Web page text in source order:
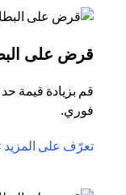
قرض على
قم بزيادة قيمة
فوري.
تعرّف على المزيد